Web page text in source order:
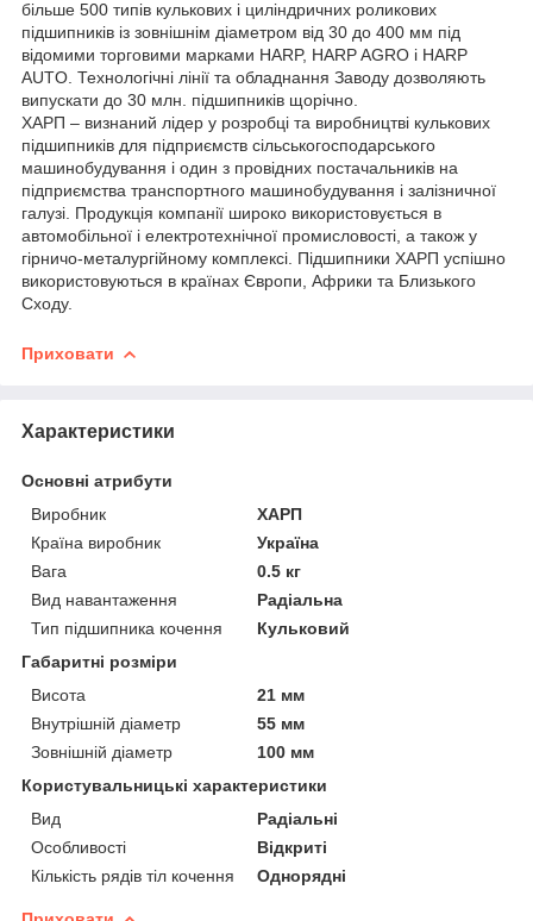
більше 500 типів кулькових і циліндричних роликових
підшипників із зовнішнім діаметром від 30 до 400 мм під
відомими торговими марками HARP, HARP AGRO і HARP
AUTO. Технологічні лінії та обладнання Заводу дозволяють
випускати до 30 млн. підшипників щорічно.
ХАРП – визнаний лідер у розробці та виробництві кулькових
підшипників для підприємств сільськогосподарського
машинобудування і один з провідних постачальників на
підприємства транспортного машинобудування і залізничної
галузі. Продукція компанії широко використовується в
автомобільної і електротехнічної промисловості, а також у
гірничо-металургійному комплексі. Підшипники ХАРП успішно
використовуються в країнах Європи, Африки та Близького
Сходу.
Приховати
Характеристики
Основні атрибути
Виробник
ХАРП
Країна виробник
Україна
Вага
0.5 кг
Вид навантаження
Радіальна
Тип підшипника кочення
Кульковий
Габаритні розміри
Висота
21 мм
Внутрішній діаметр
55 мм
Зовнішній діаметр
100 мм
Користувальницькі характеристики
Вид
Радіальні
Особливості
Відкриті
Кількість рядів тіл кочення
Однорядні